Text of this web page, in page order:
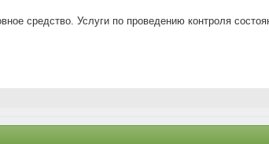
средство. Услуги по проведению контроля